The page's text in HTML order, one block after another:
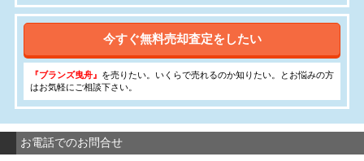
今すぐ無料売却査定をしたい
『ブランズ曳舟』 を売りたい。いくらで売れるのか知りたい。とお悩みの方
はお気軽にご相談下さい。
お電話でのお問合せ